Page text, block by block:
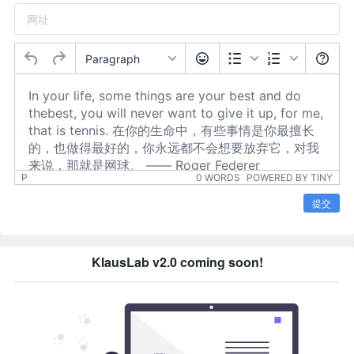
Paragraph
P 0 WORDS POWERED BY TINY
提交
KlausLab v2.0 coming soon!